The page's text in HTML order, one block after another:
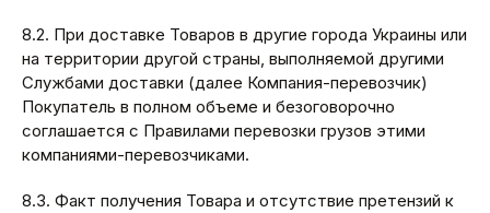
8.2. При доставке Товаров в другие города Украины или
на территории другой страны, выполняемой другими
Службами доставки (далее Компания-перевозчик)
Покупатель в полном объеме и безоговорочно
соглашается с Правилами перевозки грузов этими
компаниями-перевозчиками.
8.3. Факт получения Товара и отсутствие претензий к